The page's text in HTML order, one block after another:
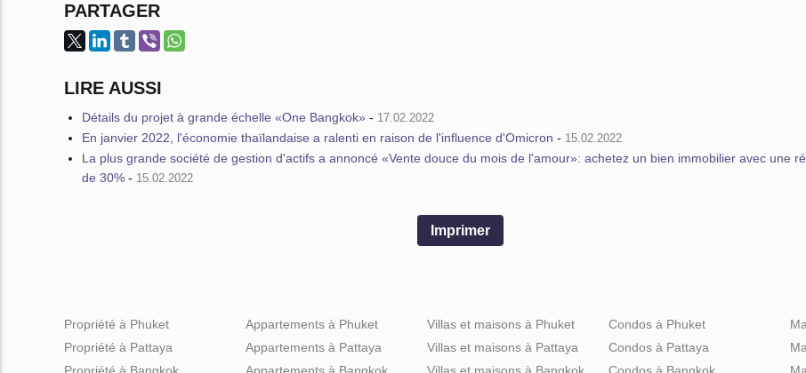
PARTAGER
LIRE AUSSI
Détails du projet à grande échelle «One Bangkok» - 17.02.2022
En janvier 2022, l'économie thaïlandaise a ralenti en raison de l'influence d'Omicron - 15.02.2022
La plus grande société de gestion d'actifs a annoncé «Vente douce du mois de l'amour»: achetez un bien immobilier avec une
de 30% - 15.02.2022
Imprimer
Propriété à Phuket
Propriété à Pattaya
Appartements à Phuket
Appartements à Pattaya
Villas et maisons à Phuket
Villas et maisons à Pattaya
Condos à Phuket
Condos à Pattaya